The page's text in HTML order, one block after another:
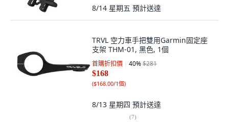
8/14 星期五 預計送達
TRVL 空力車手把雙用Garmin固定座
支架 THM-01, 黑色, 1個
首購折扣價 40%$281
$168
($168.00/1個)
8/13 星期四 預計送達
(7)